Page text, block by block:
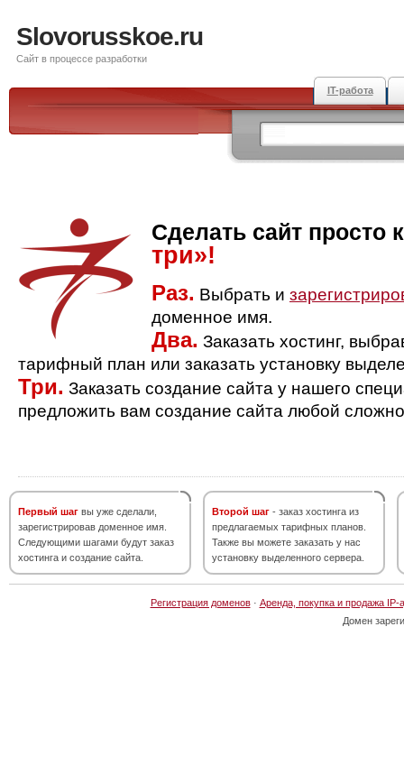
Slovorusskoe.ru
Сайт в процессе разработки
IT-работа
Сделать сайт просто
три»!
Раз. Выбрать и
доменное имя.
Два. Заказать хостинг,
тарифный план или заказать установку
Три. Заказать создание сайта у нашего
предложить вам создание сайта любой
Первый шаг вы уже сделали,
зарегистрировав доменное имя.
Следующими шагами будут заказ
хостинга и создание сайта.
Второй шаг - заказ хостинга из
предлагаемых тарифных планов.
Также вы можете заказать у нас
установку выделенного сервера.
Регистрация доменов· Аренда, покупка и продажа IP-
Домен